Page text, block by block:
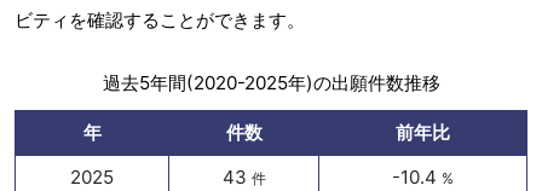
ビティを確認することができます。
過去5年間(2020-2025年)の出願件数推移
年 件数
前年比
2025
43 件 -10.4 %